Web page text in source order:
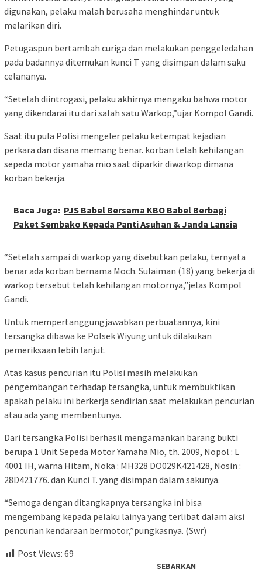
digunakan, pelaku malah berusaha menghindar untuk
melarikan diri.
Petugaspun bertambah curiga dan melakukan penggeledahan
pada badannya ditemukan kunci T yang disimpan dalam saku
celananya.
“Setelah diintrogasi, pelaku akhirnya mengaku bahwa motor
yang dikendarai itu dari salah satu Warkop,”ujar Kompol Gandi.
Saat itu pula Polisi mengeler pelaku ketempat kejadian
perkara dan disana memang benar. korban telah kehilangan
sepeda motor yamaha mio saat diparkir diwarkop dimana
korban bekerja.
Baca Juga: PJS Babel Bersama KBO Babel Berbagi
Paket Sembako Kepada Panti Asuhan & Janda Lansia
“Setelah sampai di warkop yang disebutkan pelaku, ternyata
benar ada korban bernama Moch. Sulaiman (18) yang bekerja di
warkop tersebut telah kehilangan motornya,”jelas Kompol
Gandi.
Untuk mempertanggungjawabkan perbuatannya, kini
tersangka dibawa ke Polsek Wiyung untuk dilakukan
pemeriksaan lebih lanjut.
Atas kasus pencurian itu Polisi masih melakukan
pengembangan terhadap tersangka, untuk membuktikan
apakah pelaku ini berkerja sendirian saat melakukan pencurian
atau ada yang membentunya.
Dari tersangka Polisi berhasil mengamankan barang bukti
berupa 1 Unit Sepeda Motor Yamaha Mio, th. 2009, Nopol : L
4001 IH, warna Hitam, Noka : MH328 DO029K421428, Nosin :
28D421776. dan Kunci T. yang disimpan dalam sakunya.
“Semoga dengan ditangkapnya tersangka ini bisa
mengembang kepada pelaku lainya yang terlibat dalam aksi
pencurian kendaraan bermotor,”pungkasnya. (Swr)
Post Views: 69
SEBARKAN